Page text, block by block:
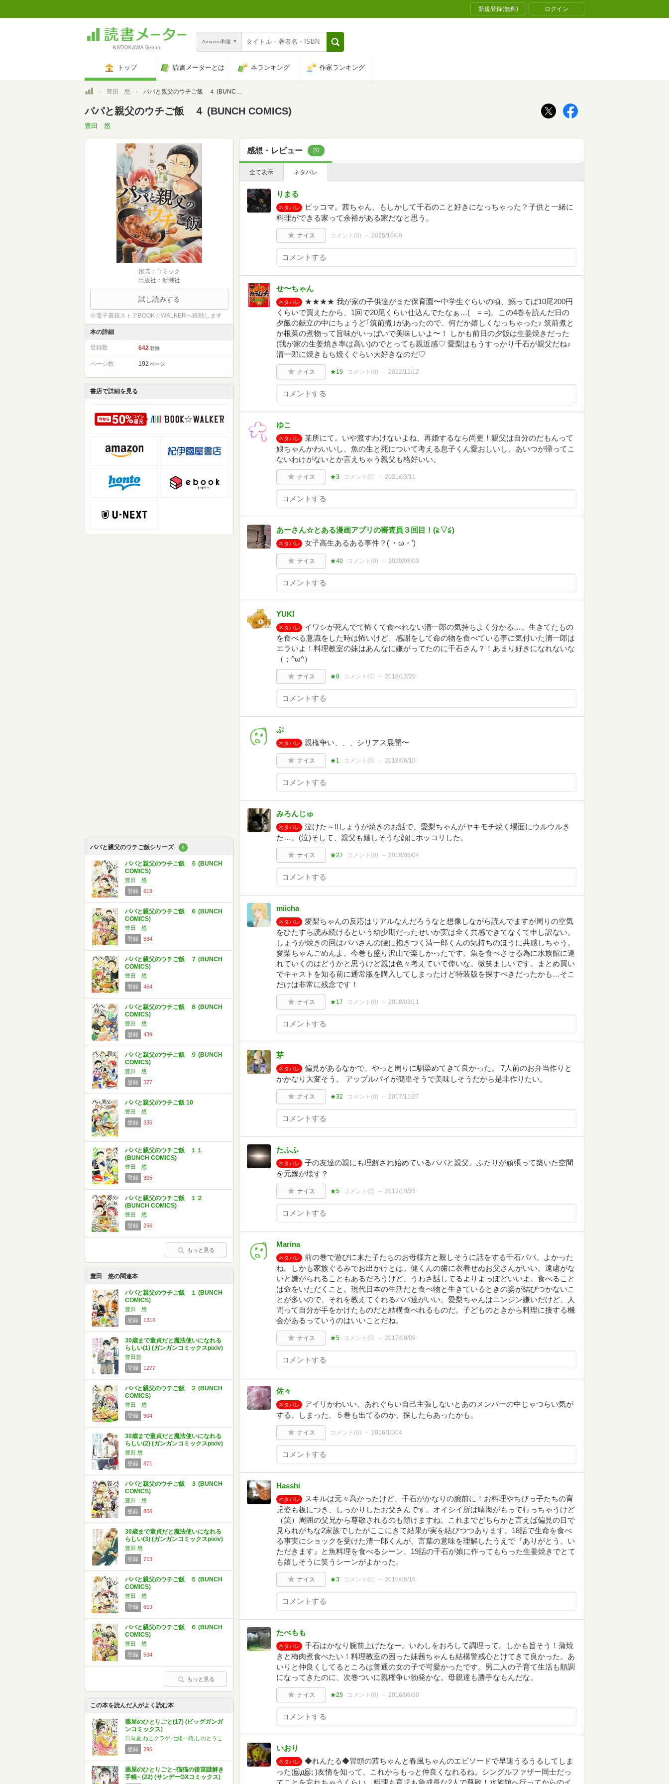
新規登録(無料) ログイン
Amazon和書
トップ 読書メーターとは 本ランキング 作家ランキング
トップ豊田 悠 パパと親父のウチご飯 ４ (BUNCH COMICS)
パパと親父のウチご飯 ４ (BUNCH COMICS)
豊田 悠
形式：コミック
出版社：新潮社
試し読みする
※電子書籍ストアBOOK☆WALKERへ移動します
本の詳細
登録数 642 登録
ページ数 192 ページ
書店で詳細を見る
パパと親父のウチご飯シリーズ 8
パパと親父のウチご飯 ５ (BUNCH
COMICS)
豊田 悠
登録
619
パパと親父のウチご飯 ６ (BUNCH
COMICS)
豊田 悠
登録
534
パパと親父のウチご飯 ７ (BUNCH
COMICS)
豊田 悠
登録
464
パパと親父のウチご飯 ８ (BUNCH
COMICS)
豊田 悠
登録
439
パパと親父のウチご飯 ９ (BUNCH
COMICS)
豊田 悠
登録
377
パパと親父のウチご飯 10
豊田 悠
登録
335
パパと親父のウチご飯 １１
(BUNCH COMICS)
豊田 悠
登録
305
パパと親父のウチご飯 １２
(BUNCH COMICS)
豊田 悠
登録
266
もっと見る
豊田 悠の関連本
パパと親父のウチご飯 １ (BUNCH
COMICS)
豊田 悠
登録
1316
30歳まで童貞だと魔法使いになれる
らしい(1) (ガンガンコミックスpixiv)
豊田悠
登録
1277
パパと親父のウチご飯 ２ (BUNCH
COMICS)
豊田 悠
登録
904
30歳まで童貞だと魔法使いになれる
らしい(2) (ガンガンコミックスpixiv)
豊田 悠
登録
871
パパと親父のウチご飯 ３ (BUNCH
COMICS)
豊田 悠
登録
806
30歳まで童貞だと魔法使いになれる
らしい(3) (ガンガンコミックスpixiv)
豊田 悠
登録
713
パパと親父のウチご飯 ５ (BUNCH
COMICS)
豊田 悠
登録
619
パパと親父のウチご飯 ６ (BUNCH
COMICS)
豊田 悠
登録
534
もっと見る
この本を読んだ人がよく読む本
薬屋のひとりごと(17) (ビッグガンガ
ンコミックス)
日向夏,ねこクラゲ,七緒一綺,しのとうこ
登録
296
薬屋のひとりごと~猫猫の後宮謎解き
手帳~ (22) (サンデーGXコミックス)
感想・レビュー 20
全て表示 ネタバレ
りまる
ネタバレ
ピッコマ。茜ちゃん、もしかして千石のこと好きになっちゃった？子供と一緒に
料理ができる家って余裕がある家だなと思う。
ナイス コメント(0) 2025/10/09
せ〜ちゃん
ネタバレ
★★★★ 我が家の子供達がまだ保育園〜中学生ぐらいの頃、鰯ってば10尾200円
くらいで買えたから、1回で20尾くらい仕込んでたなぁ…( = =)。この4巻を読んだ日の
夕飯の献立の中にちょうど｢筑前煮｣があったので、何だか嬉しくなっちゃった♪ 筑前煮と
か根菜の煮物って旨味がいっぱいで美味しいよ〜！ しかも前日の夕飯は生姜焼きだった
(我が家の生姜焼き率は高い)のでとっても親近感♡ 愛梨はもうすっかり千石が親父だね♪
清一郎に焼きもち焼くぐらい大好きなのだ♡
ナイス ★19 コメント(0) 2022/12/12
ゆこ
ネタバレ
某所にて。いや渡すわけないよね、再婚するなら尚更！親父は自分のだもんって
娘ちゃんかわいいし、魚の生と死について考える息子くん愛おしいし、あいつが帰ってこ
ないわけがないとか言えちゃう親父も格好いい。
ナイス ★3 コメント(0) 2021/03/11
あーさん☆とある漫画アプリの審査員３回目！(⁠≧⁠▽⁠≦⁠)
ネタバレ 女子高生あるある事件？('・ω・')
ナイス ★40 コメント(0) 2020/08/03
YUKI
ネタバレ
イワシが死んでて怖くて食べれない清一郎の気持ちよく分かる…。生きてたもの
を食べる意識をした時は怖いけど、感謝をして命の物を食べている事に気付いた清一郎は
エラいよ！料理教室の妹はあんなに嫌がってたのに千石さん？！あまり好きになれないな
（；^ω^）
ナイス ★8 コメント(0) 2018/12/20
ぷ
ネタバレ 親権争い、、、シリアス展開〜
ナイス ★1 コメント(0) 2018/06/10
みろんじゅ
ネタバレ
泣けた～!!しょうが焼きのお話で、愛梨ちゃんがヤキモチ焼く場面にウルウルき
た…。(泣)そして、親父も嬉しそうな顔にホッコリした。
ナイス ★27 コメント(0) 2018/05/04
miicha
ネタバレ
愛梨ちゃんの反応はリアルなんだろうなと想像しながら読んでますが周りの空気
をひたすら読み続けるという幼少期だったせいか実は全く共感できてなくて申し訳ない。
しょうが焼きの回はパパさんの腰に抱きつく清一郎くんの気持ちのほうに共感しちゃう。
愛梨ちゃんごめんよ。今巻も盛り沢山で楽しかったです。魚を食べさせる為に水族館に連
れていくのはどうかと思うけど親は色々考えていて偉いな。微笑ましいです。まとめ買い
でキャストを知る前に通常版を購入してしまったけど特装版を探すべきだったかも…そこ
だけは非常に残念です！
ナイス ★17 コメント(0) 2018/03/11
芽
ネタバレ
偏見があるなかで、やっと周りに馴染めてきて良かった。 7人前のお弁当作りと
かかなり大変そう。 アップルパイが簡単そうで美味しそうだから是非作りたい。
ナイス ★32 コメント(0) 2017/11/27
たふふ
ネタバレ
子の友達の親にも理解され始めているパパと親父。ふたりが頑張って築いた空間
を元嫁が壊す？
ナイス ★5 コメント(0) 2017/10/25
Marina
ネタバレ
前の巻で遊びに来た子たちのお母様方と親しそうに話をする千石パパ。よかった
ね。しかも家族ぐるみでお出かけとは。健くんの歯に衣着せぬお父さんがいい。遠慮がな
いと嫌がられることもあるだろうけど、うわさ話してるよりよっぽどいいよ。食べること
は命をいただくこと。現代日本の生活だと食べ物と生きているときの姿が結びつかないこ
とが多いので、それを教えてくれるパパ達がいい。愛梨ちゃんはニンジン嫌いだけど、人
間って自分が手をかけたものだと結構食べれるものだ。子どものときから料理に接する機
会があるっていうのはいいことだね。
ナイス ★5 コメント(0) 2017/09/09
佐々
ネタバレ
アイリかわいい。あれぐらい自己主張しないとあのメンバーの中じゃつらい気が
する。しまった、５巻も出てるのか、探したらあったかも。
ナイス コメント(0) 2016/10/04
Hasshi
ネタバレ
スキルは元々高かったけど、千石がかなりの腕前に！お料理やちびっ子たちの育
児姿も板につき、しっかりしたお父さんです。オイシイ所は晴海がもって行っちゃうけど
（笑）周囲の父兄から尊敬されるのも頷けますね。これまでどちらかと言えば偏見の目で
見られがちな2家族でしたがここにきて結果が実を結びつつあります。18話で生命を食べ
る事実にショックを受けた清一郎くんが、言葉の意味を理解したうえで『ありがとう、い
ただきます』と魚料理を食べるシーン、19話の千石が娘に作ってもらった生姜焼きでとて
も嬉しそうに笑うシーンがよかった。
ナイス ★3 コメント(0) 2016/08/16
たべもも
ネタバレ
千石はかなり腕前上げたなー。いわしをおろして調理って。しかも旨そう！蒲焼
きと梅肉煮食べたい！料理教室の困った妹茜ちゃんも結構警戒心とけてきて良かった。あ
いりと仲良くしてるところは普通の女の子で可愛かったです。男二人の子育て生活も順調
になってきたのに、次巻ついに親権争い勃発かな。母親達も勝手なもんだな。
ナイス ★29 コメント(0) 2016/06/30
いおり
ネタバレ
◆れんたる◆冒頭の茜ちゃんと春風ちゃんのエピソードで早速うるうるしてしま
った(இдஇ; )友情を知って、これからもっと仲良くなれるね。シングルファザー同士だっ
てことを忘れちゃうくらい、料理も育児も急成長な2人で尊敬！水族館へ行ってからのイ